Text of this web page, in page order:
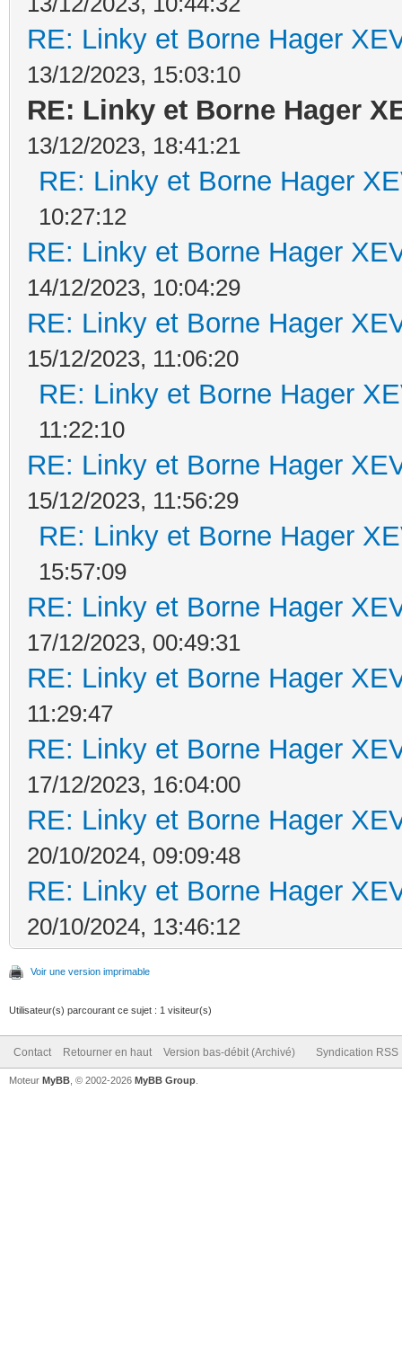
RE: Linky et Borne Hager
13/12/2023, 15:03:10
RE: Linky et Borne Hager
13/12/2023, 18:41:21
RE: Linky et Borne Hager
10:27:12
RE: Linky et Borne Hager
14/12/2023, 10:04:29
RE: Linky et Borne Hager
15/12/2023, 11:06:20
RE: Linky et Borne Hager
11:22:10
RE: Linky et Borne Hager
15/12/2023, 11:56:29
RE: Linky et Borne Hager
15:57:09
RE: Linky et Borne Hager
17/12/2023, 00:49:31
RE: Linky et Borne Hager
11:29:47
RE: Linky et Borne Hager
17/12/2023, 16:04:00
RE: Linky et Borne Hager
20/10/2024, 09:09:48
RE: Linky et Borne Hager
20/10/2024, 13:46:12
Voir une version imprimable
Utilisateur(s) parcourant ce sujet : 1 visiteur(s)
Contact Retourner en haut Version bas-débit (Archivé) Syndication RSS
Moteur MyBB , © 2002-2026 MyBB Group